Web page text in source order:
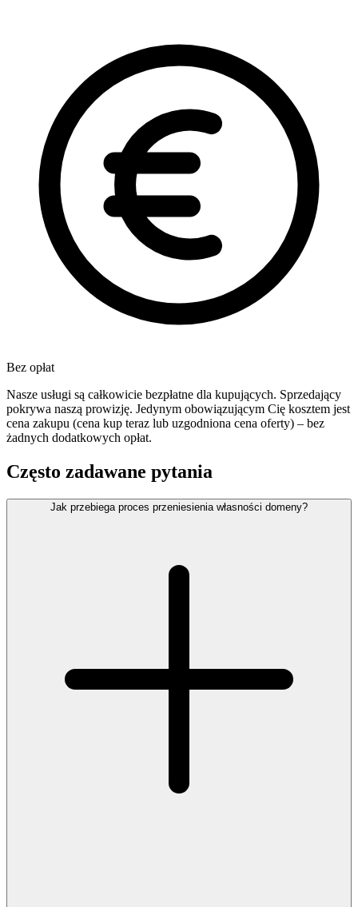
Bez opłat
Nasze usługi są całkowicie bezpłatne dla kupujących. Sprzedający
pokrywa naszą prowizję. Jedynym obowiązującym Cię kosztem jest
cena zakupu (cena kup teraz lub uzgodniona cena oferty) – bez
żadnych dodatkowych opłat.
Często zadawane pytania
Jak przebiega proces przeniesienia własności domeny?